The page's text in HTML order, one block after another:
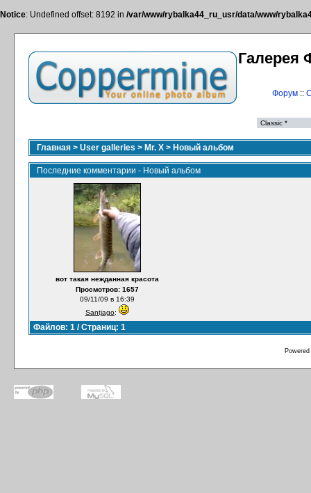
Notice: Undefined offset: 8192 in /var/www/rybalka44_ru_usr/data/www/
Галерея
Форум::
Главная > User galleries > Mr. X > Новый альбом
Последние комментарии - Новый альбом
вот такая нежданная красота
Просмотров: 1657
09/11/09 в 16:39
Santjago:
Файлов: 1 / Страниц: 1